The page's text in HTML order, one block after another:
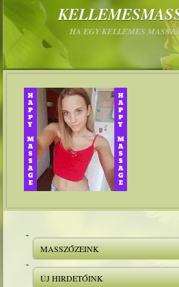
HA EGY KELLEMES
MASSZŐZEINK
ÚJ HIRDETŐINK